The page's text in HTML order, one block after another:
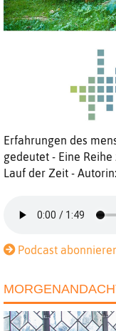
Erfahrungen des
gedeutet - Eine
Lauf der Zeit -
Podcast